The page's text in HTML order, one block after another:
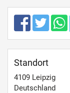
Standort
4109 Leipzig
Deutschland